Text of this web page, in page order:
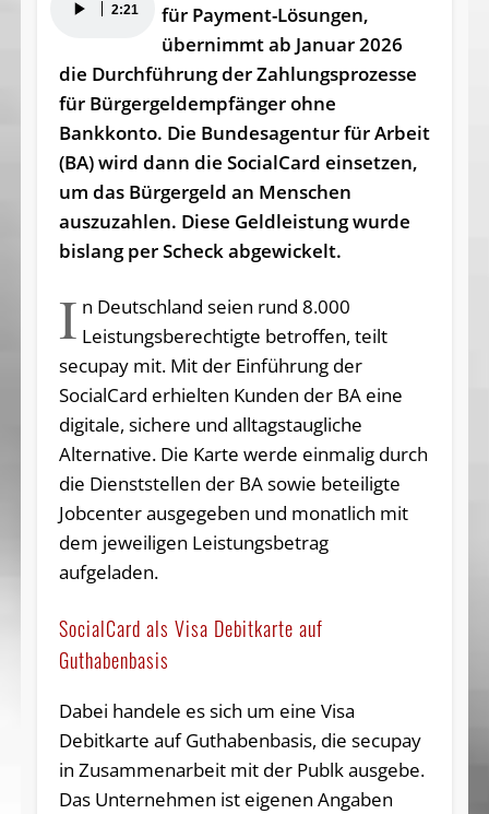
Player 2:21
für Payment-Lösungen,
übernimmt ab Januar 2026
die Durchführung der Zahlungsprozesse
für Bürgergeldempfänger ohne
Bankkonto. Die Bundesagentur für Arbeit
(BA) wird dann die SocialCard einsetzen,
um das Bürgergeld an Menschen
auszuzahlen. Diese Geldleistung wurde
bislang per Scheck abgewickelt.
I n Deutschland seien rund 8.000
Leistungsberechtigte betroffen, teilt
secupay mit. Mit der Einführung der
SocialCard erhielten Kunden der BA eine
digitale, sichere und alltagstaugliche
Alternative. Die Karte werde einmalig durch
die Dienststellen der BA sowie beteiligte
Jobcenter ausgegeben und monatlich mit
dem jeweiligen Leistungsbetrag
aufgeladen.
SocialCard als Visa Debitkarte auf
Guthabenbasis
Dabei handele es sich um eine Visa
Debitkarte auf Guthabenbasis, die secupay
in Zusammenarbeit mit der Publk ausgebe.
Das Unternehmen ist eigenen Angaben